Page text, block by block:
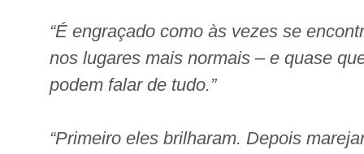
“É engraçado como às vezes se
nos lugares mais normais – e quase
podem falar de tudo.”
“Primeiro eles brilharam. Depois